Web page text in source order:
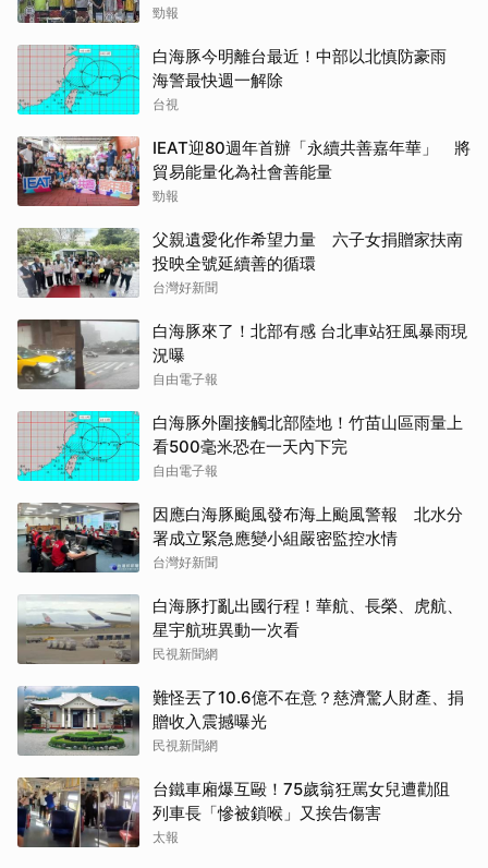
勁報
白海豚今明離台最近！中部以北慎防豪雨
海警最快週一解除
台視
IEAT迎80週年首辦「永續共善嘉年華」 將
貿易能量化為社會善能量
勁報
父親遺愛化作希望力量 六子女捐贈家扶南
投映全號延續善的循環
台灣好新聞
白海豚來了！北部有感 台北車站狂風暴雨現
況曝
自由電子報
白海豚外圍接觸北部陸地！竹苗山區雨量上
看500毫米恐在一天內下完
自由電子報
因應白海豚颱風發布海上颱風警報 北水分
署成立緊急應變小組嚴密監控水情
台灣好新聞
白海豚打亂出國行程！華航、長榮、虎航、
星宇航班異動一次看
民視新聞網
難怪丟了10.6億不在意？慈濟驚人財產、捐
贈收入震撼曝光
民視新聞網
台鐵車廂爆互毆！75歲翁狂罵女兒遭勸阻
列車長「慘被鎖喉」又挨告傷害
太報